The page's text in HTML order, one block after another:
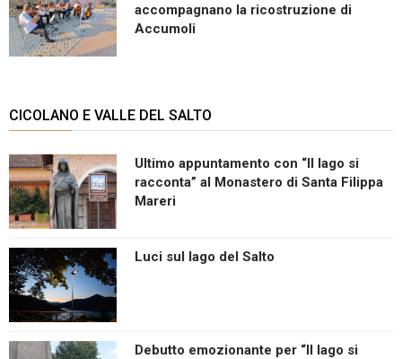
accompagnano la ricostruzione di
Accumoli
CICOLANO E VALLE DEL SALTO
Ultimo appuntamento con “Il lago si
racconta” al Monastero di Santa Filippa
Mareri
Luci sul lago del Salto
Debutto emozionante per “Il lago si